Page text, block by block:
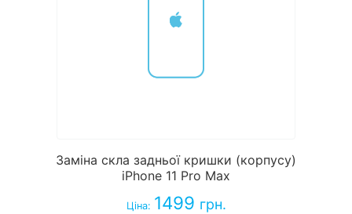
Заміна скла задньої кришки (корпусу)
iPhone 11 Pro Max
Ціна: 1499 грн.